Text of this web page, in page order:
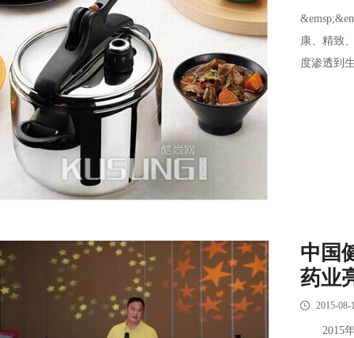
康、精致
度渗透到
中国
药业
2015-08-
2015年8